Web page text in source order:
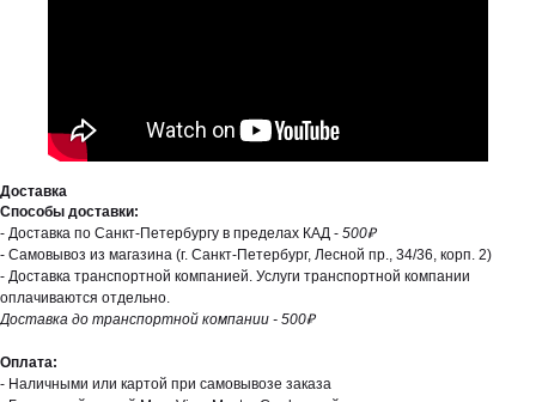
Доставка
Способы доставки:
- Доставка по Санкт-Петербургу в пределах КАД - 500₽
- Самовывоз из магазина (г. Санкт-Петербург, Лесной пр., 34/36, корп. 2)
- Доставка транспортной компанией. Услуги транспортной компании
оплачиваются отдельно.
Доставка до транспортной компании - 500₽
Оплата:
- Наличными или картой при самовывозе заказа